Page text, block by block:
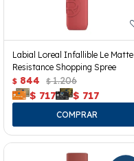
Labial Loreal Infallible Le Matte
Resistance Shopping Spree
$ 844 $ 1.206
$ 717 $ 717